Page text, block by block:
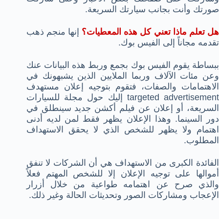
صورتك وأنت بجانب سيارتك السريعة.
هل تعلم ماذا تعني كل هذه المعطيات؟ إنها منجم ذهب
تقدمه مجاناً إلى الفيس بوك.
ببساطة يقوم الفيس بوك بجمع وربط هذه البيانات عنك
وعن مئات الآلاف وربما الملايين الذين يشبهونك في
الاهتمامات والصفات، فتقوم بتوجيه إعلان مستهدف
targeted advertisement إليك حول مجلة للسيارات
السريعة، أو إعلان عن فيلم أكشن جديد سينطلق في
دور السينما. وهذا الإعلان يظهر فقط لمن لديه أدنى
اهتمام ولا يظهر للشخص الذي لا يحقق الاستهداف
المطلوب.
الفائدة الكبرى من الاستهداف هي أن الشركات لا تنفق
أموالها على توجيه الإعلان إلا للشخص المهتم فعلاً
والذي صرح عن اهتمامه طواعية من خلال أزرار
الإعجاب ومشاركات الصور وتحديثات الحالة وغير ذلك.